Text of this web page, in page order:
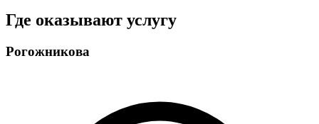
Где оказывают услугу
Рогожникова